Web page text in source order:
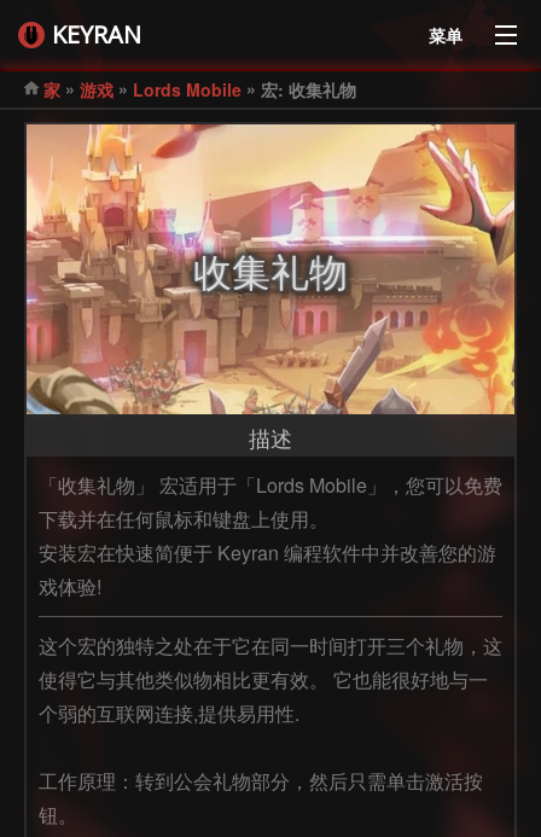
KEYRAN 菜单
家 » 游戏 » Lords Mobile » 宏: 收集礼物
收集礼物
描述
「收集礼物」 宏适用于「Lords Mobile」，您可以免费
下载并在任何鼠标和键盘上使用。
安装宏在快速简便于 Keyran 编程软件中并改善您的游
戏体验!
这个宏的独特之处在于它在同一时间打开三个礼物，这
使得它与其他类似物相比更有效。 它也能很好地与一
个弱的互联网连接,提供易用性.
工作原理：转到公会礼物部分，然后只需单击激活按
钮。